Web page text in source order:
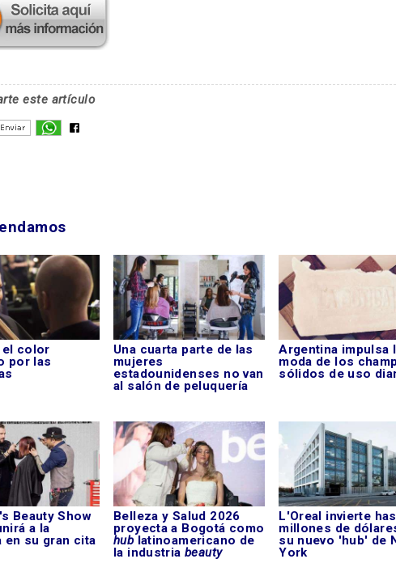
este artículo
el color
por las
Una cuarta parte de las
mujeres
estadounidenses no van
al salón de peluquería
Argentina impulsa
moda de los
sólidos de uso
Beauty Show
a la
en su gran cita
Belleza y Salud 2026
proyecta a Bogotá como
hublatinoamericano de
la industria beauty
L'Oreal invierte
millones de
su nuevo 'hub' de
York